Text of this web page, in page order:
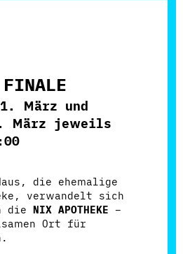
März und
März jeweils
die ehemalige
verwandelt sich
die NIX APOTHEKE –
Ort für